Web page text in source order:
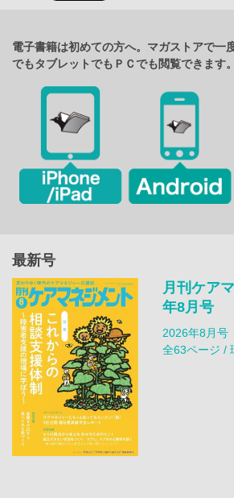
電子書籍は初めての方へ。マガストアで一
でもタブレットでもＰＣでも閲覧できます。
最新号
月刊ケア
年8月号
2026年8月号
全63ページ /